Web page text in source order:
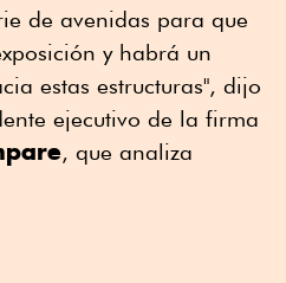
de avenidas para que
y habrá un
estas estructuras", dijo
ejecutivo de la firma
, que analiza